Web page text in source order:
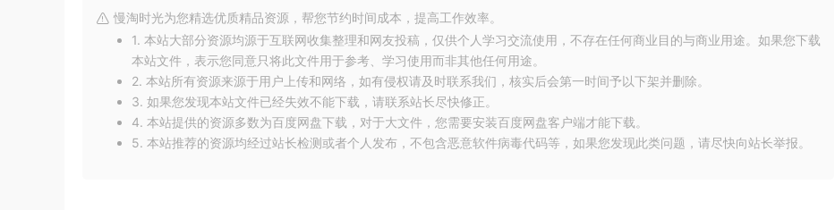
慢淘时光为您精选优质精品资源，帮您节约时间成本，提高工作效率。
1. 本站大部分资源均源于互联网收集整理和网友投稿，仅供个人学习交流使用，不存在任何商业目的与商业用途。如果您下载
本站文件，表示您同意只将此文件用于参考、学习使用而非其他任何用途。
2. 本站所有资源来源于用户上传和网络，如有侵权请及时联系我们，核实后会第一时间予以下架并删除。
3. 如果您发现本站文件已经失效不能下载，请联系站长尽快修正。
4. 本站提供的资源多数为百度网盘下载，对于大文件，您需要安装百度网盘客户端才能下载。
5. 本站推荐的资源均经过站长检测或者个人发布，不包含恶意软件病毒代码等，如果您发现此类问题，请尽快向站长举报。